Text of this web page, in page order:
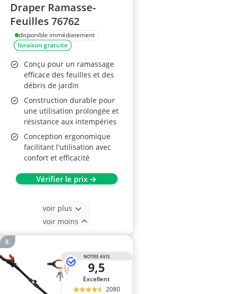
Draper Ramasse-
Feuilles 76762
disponible immédiatement
livraison gratuite
Conçu pour un ramassage
efficace des feuilles et des
débris de jardin
Construction durable pour
une utilisation prolongée et
résistance aux intempéries
Conception ergonomique
facilitant l'utilisation avec
confort et efficacité
Vérifier le prix →
voir plus
voir moins
NOTRE AVIS
9,5
Excellent
2080